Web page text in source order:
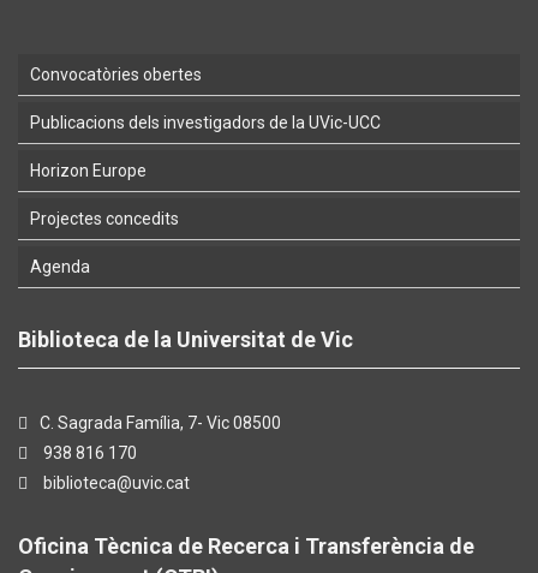
Convocatòries obertes
Publicacions dels investigadors de la UVic-UCC
Horizon Europe
Projectes concedits
Agenda
Biblioteca de la Universitat de Vic
C. Sagrada Família, 7- Vic 08500
938 816 170
biblioteca@uvic.cat
Oficina Tècnica de Recerca i Transferència de